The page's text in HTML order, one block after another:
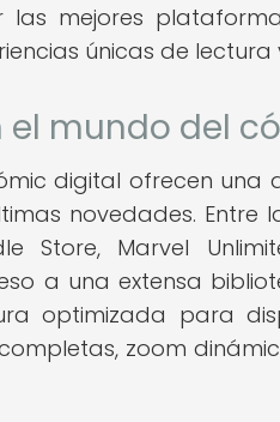
las mejores
únicas de lectura
el mundo del
digital ofrecen una
novedades.
Store, Marvel
a una extensa
optimizada para
zoom